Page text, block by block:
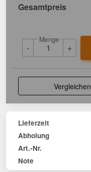
Gesamtpreis
-
Menge
+
Vergleichen
Lieferzeit
Abholung
Art.-Nr.
Note